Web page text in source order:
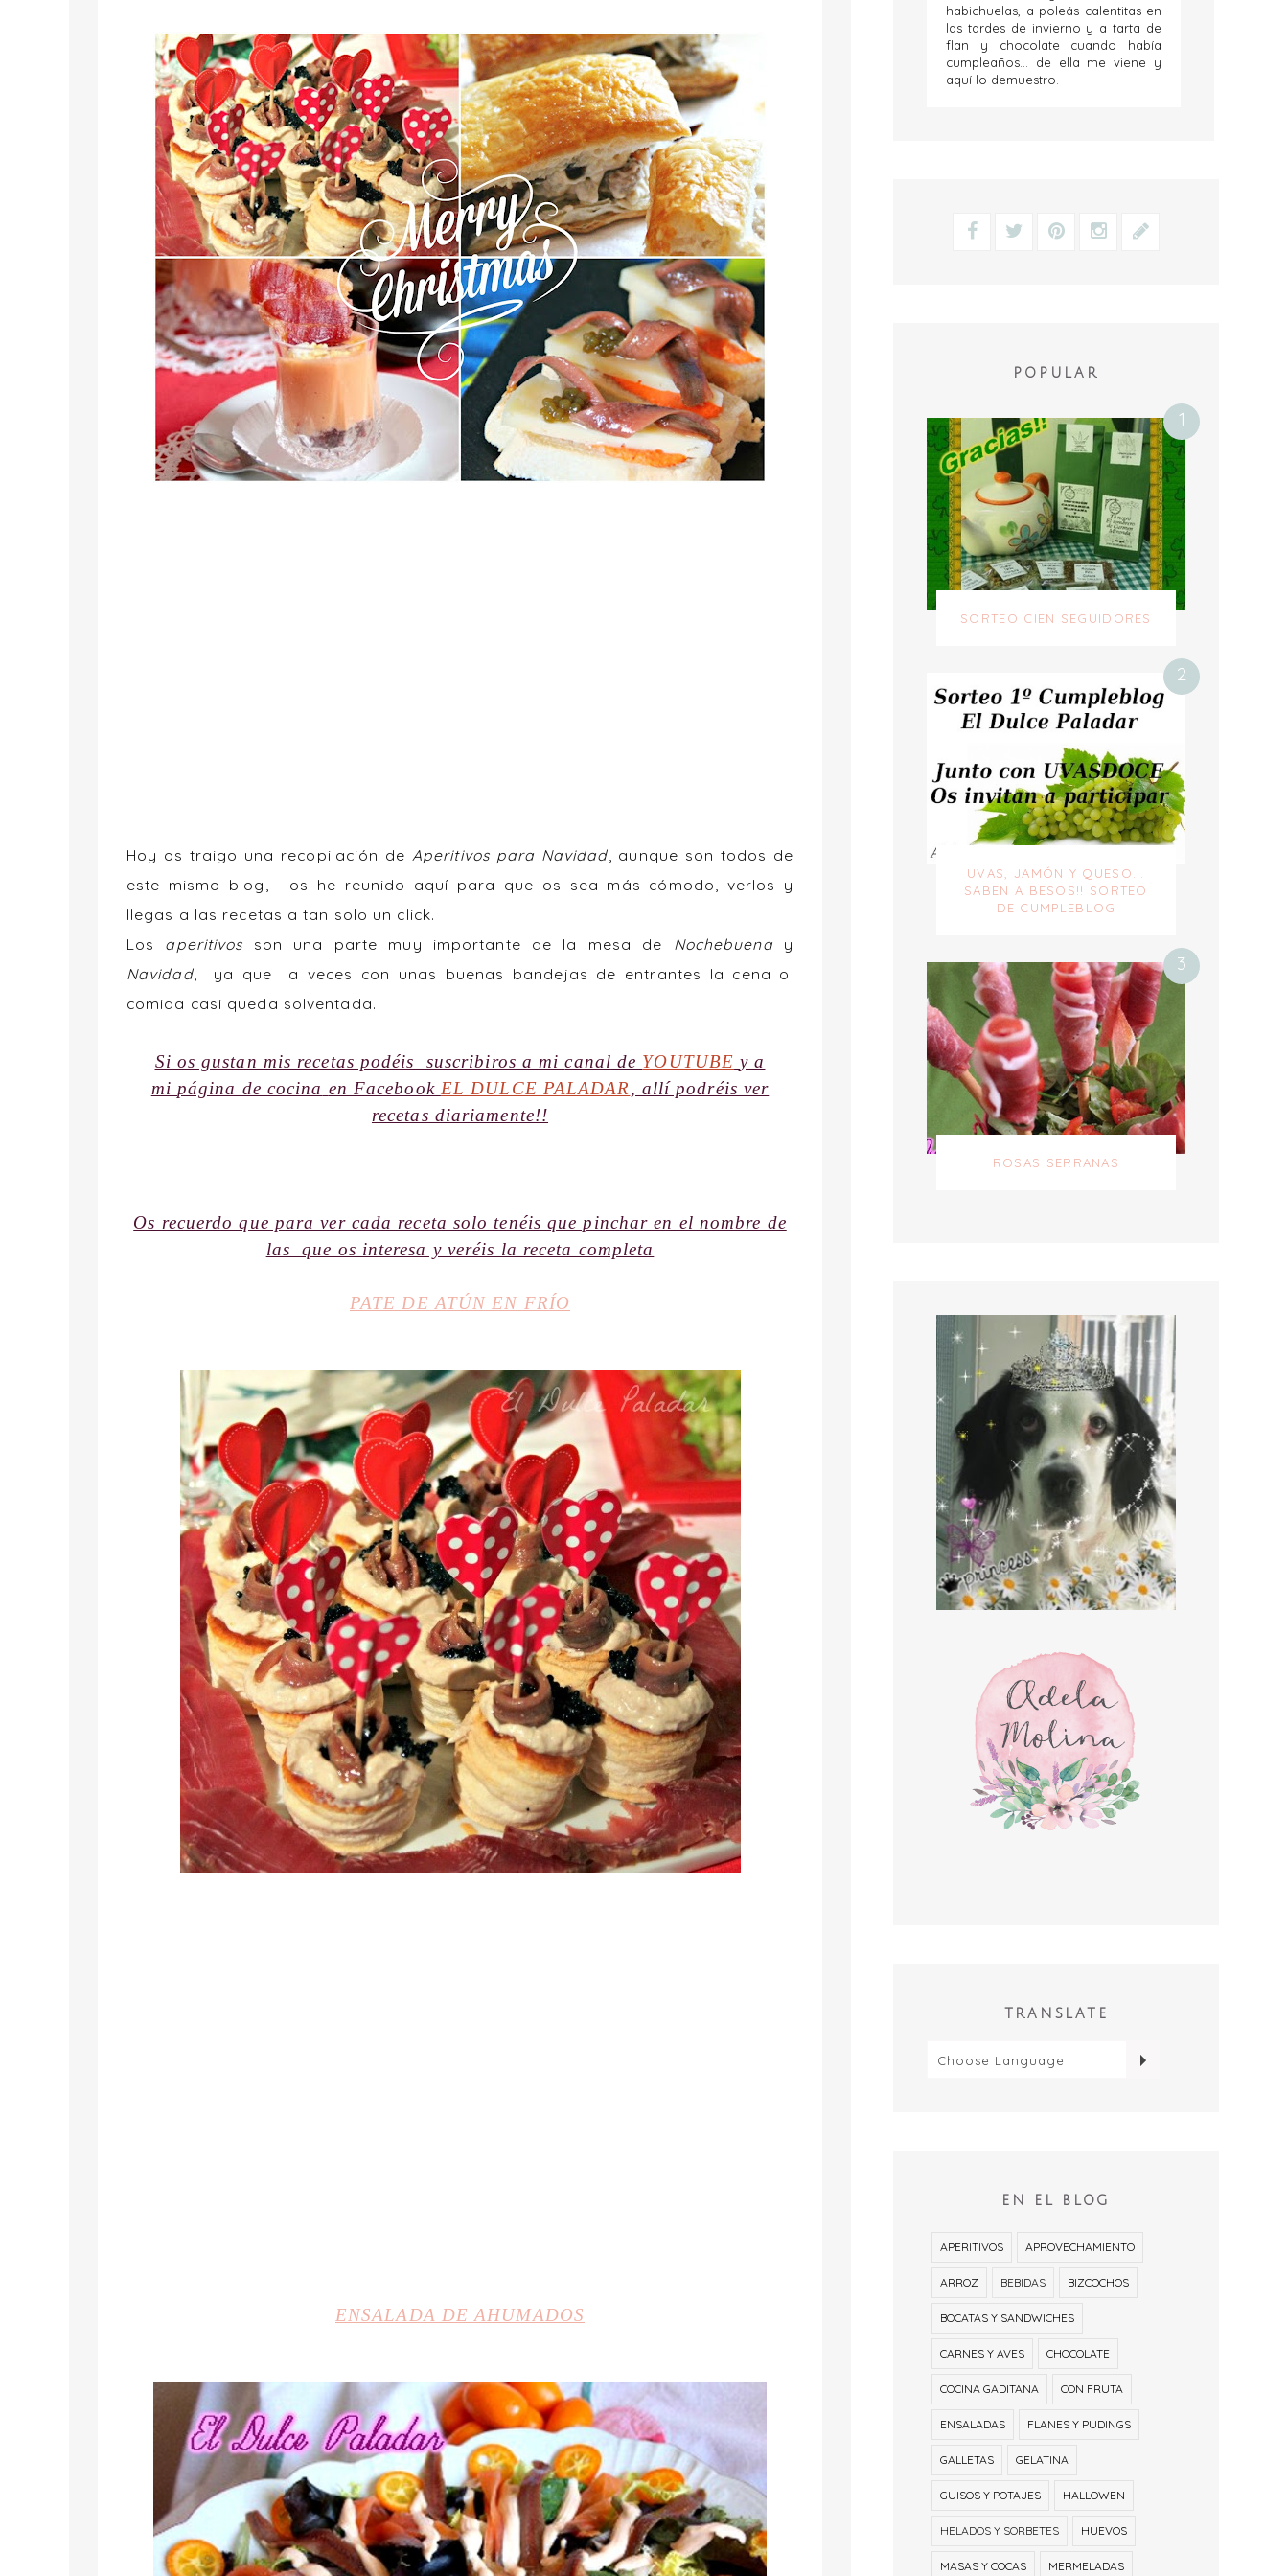
Hoy os traigo una recopilación de Aperitivos para Navidad, aunque son todos de
este mismo blog, los he reunido aquí para que os sea más cómodo, verlos y
llegas a las recetas a tan solo un click.
Los aperitivos son una parte muy importante de la mesa de Nochebuenay
Navidad, ya que a veces con unas buenas bandejas de entrantes la cena o
comida casi queda solventada.
Si os gustan mis recetas podéis suscribiros a micanal de YOUTUBE y a
mi página de cocina en Facebook EL DULCE PALADAR, allí podréis ver
recetas diariamente!!
Os recuerdo que para ver cada receta solo tenéis que pinchar en el nombre de
las que os interesa y veréis la receta completa
PATE DE ATÚN EN FRÍO
ENSALADA DE AHUMADOS
habichuelas, a poleás calentitas en
las tardes de invierno y a tarta de
flan y chocolate cuando había
cumpleaños... de ella me viene y
aquí lo demuestro.
POPULAR
SORTEO CIEN SEGUIDORES
UVAS, JAMÓN Y QUESO...
SABEN A BESOS!! SORTEO
DE CUMPLEBLOG
ROSAS SERRANAS
TRANSLATE
EN EL BLOG
APERITIVOS APROVECHAMIENTO
ARROZ BEBIDAS BIZCOCHOS
BOCATAS Y SANDWICHES
CARNES Y AVES CHOCOLATE
COCINA GADITANA CON FRUTA
ENSALADAS FLANES Y PUDINGS
GALLETAS GELATINA
GUISOS Y POTAJES HALLOWEN
HELADOS Y SORBETES HUEVOS
MASAS Y COCAS MERMELADAS